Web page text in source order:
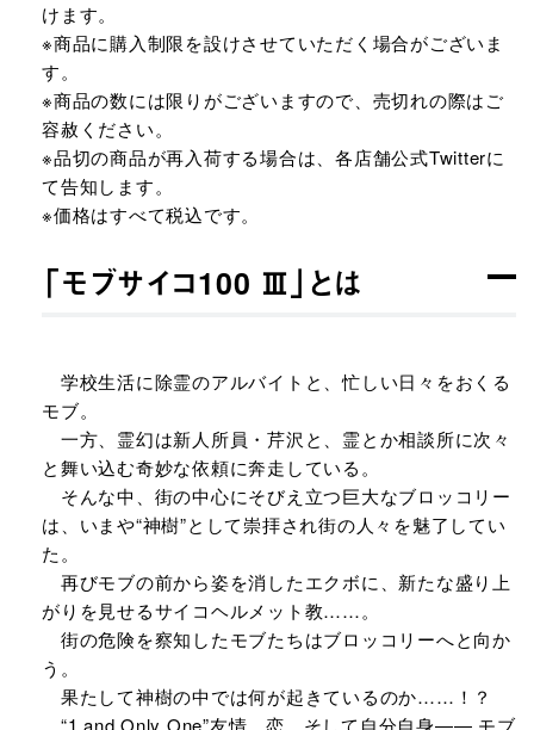
けます。
※商品に購入制限を設けさせていただく場合がございま
す。
※商品の数には限りがございますので、売切れの際はご
容赦ください。
※品切の商品が再入荷する場合は、各店舗公式Twitterに
て告知します。
※価格はすべて税込です。
「モブサイコ100 Ⅲ」とは
学校生活に除霊のアルバイトと、忙しい日々をおくる
モブ。
一方、霊幻は新人所員・芹沢と、霊とか相談所に次々
と舞い込む奇妙な依頼に奔走している。
そんな中、街の中心にそびえ立つ巨大なブロッコリー
は、いまや“神樹”として崇拝され街の人々を魅了してい
た。
再びモブの前から姿を消したエクボに、新たな盛り上
がりを見せるサイコヘルメット教……。
街の危険を察知したモブたちはブロッコリーへと向か
う。
果たして神樹の中では何が起きているのか……！？
“1 and Only One”友情、恋、そして自分自身―― モブ